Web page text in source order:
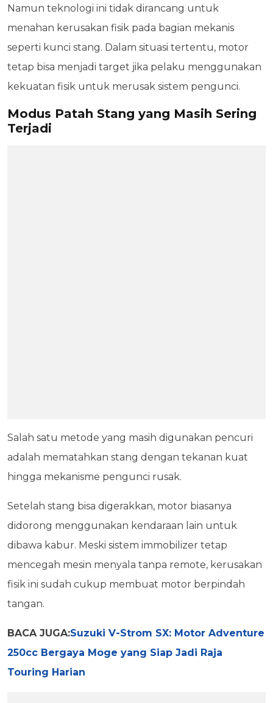
Namun teknologi ini tidak dirancang untuk
menahan kerusakan fisik pada bagian mekanis
seperti kunci stang. Dalam situasi tertentu, motor
tetap bisa menjadi target jika pelaku menggunakan
kekuatan fisik untuk merusak sistem pengunci.
Modus Patah Stang yang Masih Sering
Terjadi
Salah satu metode yang masih digunakan pencuri
adalah mematahkan stang dengan tekanan kuat
hingga mekanisme pengunci rusak.
Setelah stang bisa digerakkan, motor biasanya
didorong menggunakan kendaraan lain untuk
dibawa kabur. Meski sistem immobilizer tetap
mencegah mesin menyala tanpa remote, kerusakan
fisik ini sudah cukup membuat motor berpindah
tangan.
BACA JUGA:Suzuki V-Strom SX: Motor Adventure
250cc Bergaya Moge yang Siap Jadi Raja
Touring Harian